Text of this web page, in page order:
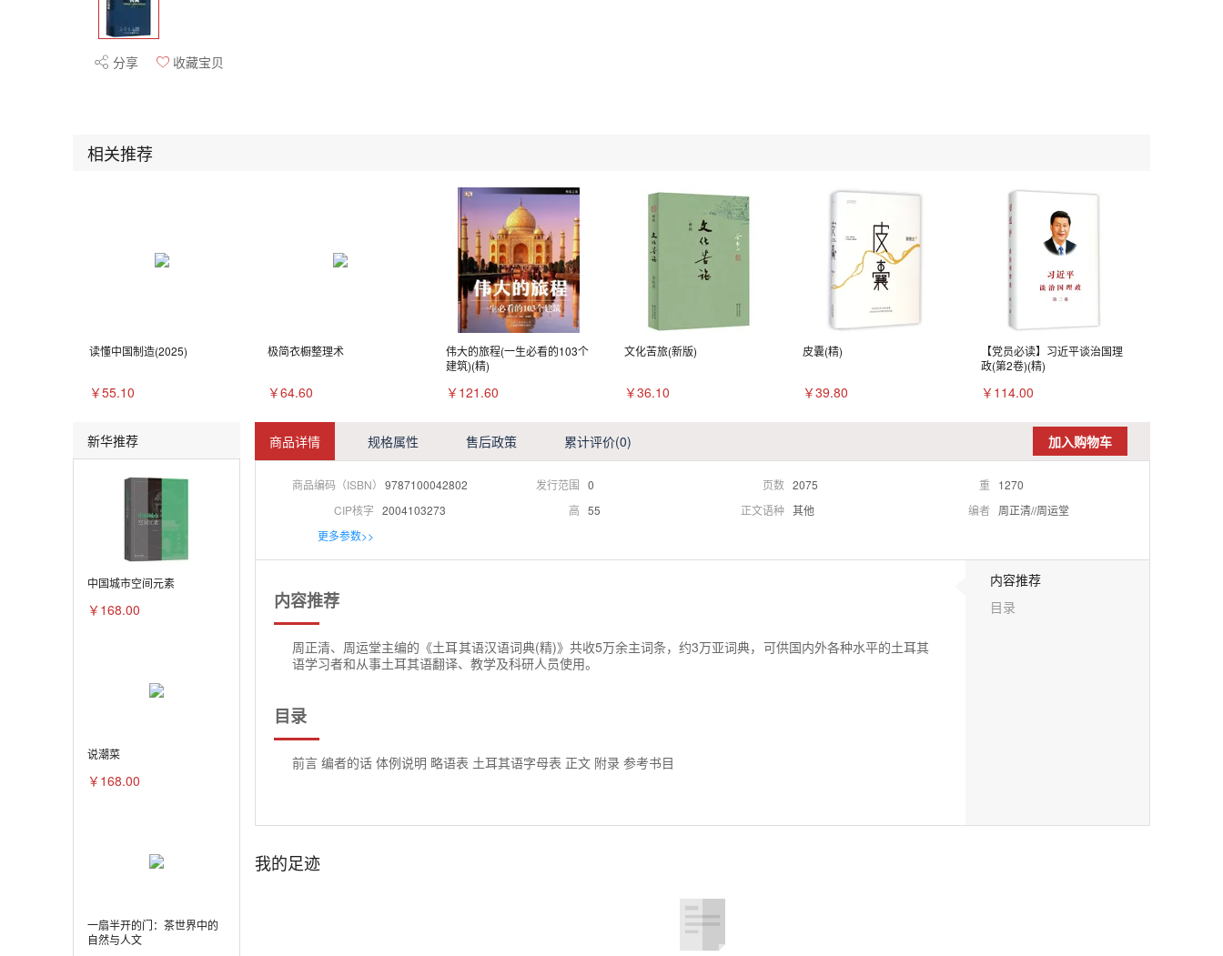
分享 收藏宝贝
相关推荐
读懂中国制造(2025)
￥55.10
极简衣橱整理术
￥64.60
伟大的旅程(一生必看的103个
建筑)(精)
￥121.60
文化苦旅(新版)
￥36.10
皮囊(精)
￥39.80
【党员必读】习近平谈治国理
政(第2卷)(精)
￥114.00
新华推荐
中国城市空间元素
￥168.00
说潮菜
￥168.00
一扇半开的门：茶世界中的
自然与人文
商品详情 规格属性 售后政策 累计评价(0) 加入购物车
商品编码（ISBN） 9787100042802 发行范围 0 页数 2075 重
1270
CIP核字 2004103273 高 55 正文语种 其他 编者
周正清//周运堂
更多参数>>
内容推荐
周正清、周运堂主编的《土耳其语汉语词典(精)》共收5万余主词条，约3万亚词典，可供国内外各种水平的土耳其
语学习者和从事土耳其语翻译、教学及科研人员使用。
目录
前言 编者的话 体例说明 略语表 土耳其语字母表 正文 附录 参考书目
内容推荐
目录
我的足迹